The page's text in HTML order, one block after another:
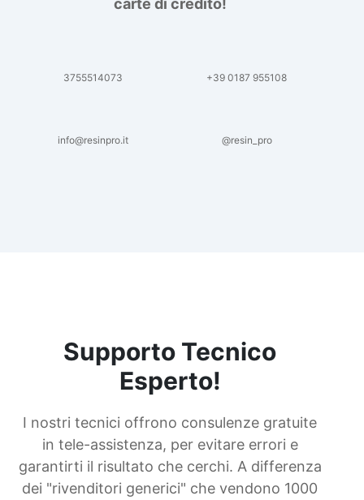
3755514073 +39 0187 955108
info@resinpro.it @resin_pro
Supporto Tecnico
Esperto!
I nostri tecnici offrono consulenze gratuite
in tele-assistenza, per evitare errori e
garantirti il risultato che cerchi. A differenza
dei "rivenditori generici" che vendono 1000